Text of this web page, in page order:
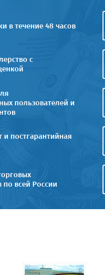
в течение 48 часов
с
пользователей и
и постгарантийная
по всей России